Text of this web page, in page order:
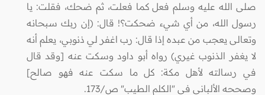
صلى الله عليه وسلم فعل كما فعلت، ثم ضحك، فقلت: يا
رسول الله، من أي شيء ضحكت؟! قال: (إن ربك سبحانه
وتعالى يعجب من عبده إذا قال: رب اغفر لي ذنوبي، يعلم أنه
لا يغفر الذنوب غيري) رواه أبو داود وسكت عنه [وقد قال
في رسالته لأهل مكة: كل ما سكت عنه فهو صالح]
وصححه الألباني في "الكلم الطيب" ص/173.